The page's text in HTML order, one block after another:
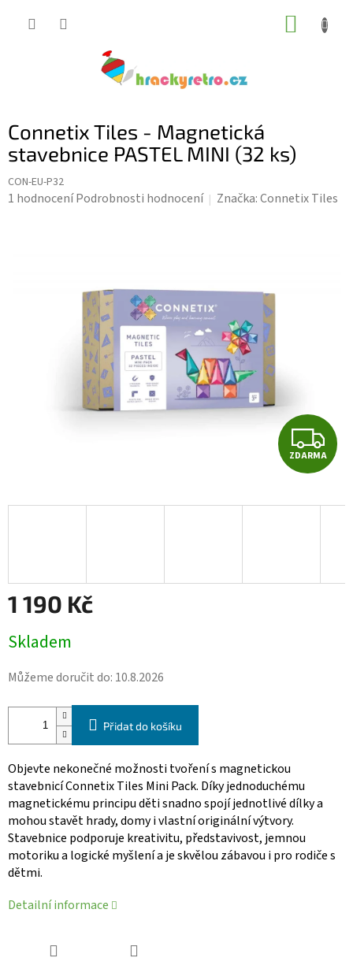
Connetix Tiles - Magnetická
stavebnice PASTEL MINI (32 ks)
CON-EU-P32
Průměrné
1 hodnoceníPodrobnosti hodnocení Značka:Connetix Tiles
Z
D
A
ZDARMA
1 190 Kč
cena:
Skladem
Můžeme doručit do: 10.8.2026
Přidat do košíku
Objevte nekonečné možnosti tvoření s magnetickou
stavebnicí Connetix Tiles Mini Pack. Díky jednoduchému
magnetickému principu děti snadno spojí jednotlivé dílky a
mohou stavět hrady, domy i vlastní originální výtvory.
Stavebnice podporuje kreativitu, představivost, jemnou
motoriku a logické myšlení a je skvělou zábavou i pro rodiče s
dětmi.
Detailní informace